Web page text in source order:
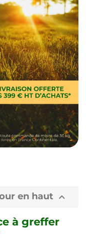
en haut 
à greffer